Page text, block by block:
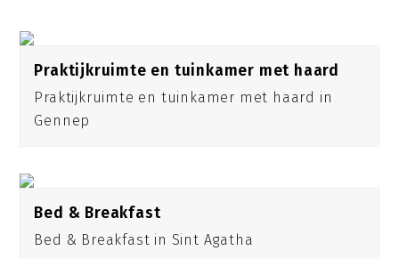
Praktijkruimte en tuinkamer met haard
Praktijkruimte en tuinkamer met haard in
Gennep
Bed & Breakfast
Bed & Breakfast in Sint Agatha